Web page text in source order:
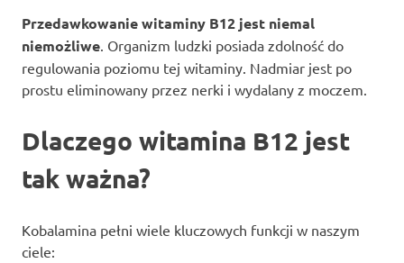
Przedawkowanie witaminy B12 jest niemal
niemożliwe. Organizm ludzki posiada zdolność do
regulowania poziomu tej witaminy. Nadmiar jest po
prostu eliminowany przez nerki i wydalany z moczem.
Dlaczego witamina B12 jest
tak ważna?
Kobalamina pełni wiele kluczowych funkcji w naszym
ciele: